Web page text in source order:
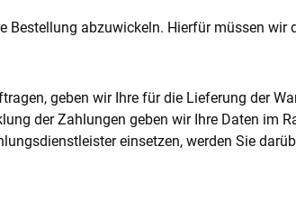
Bestellung abzuwickeln. Hierfür müssen wir
geben wir Ihre für die Lieferung der
der Zahlungen geben wir Ihre Daten im
einsetzen, werden Sie